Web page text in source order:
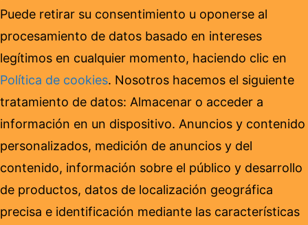
Puede retirar su consentimiento u oponerse al
procesamiento de datos basado en intereses
legítimos en cualquier momento, haciendo clic en
Política de cookies. Nosotros hacemos el siguiente
tratamiento de datos: Almacenar o acceder a
información en un dispositivo. Anuncios y contenido
personalizados, medición de anuncios y del
contenido, información sobre el público y desarrollo
de productos, datos de localización geográfica
precisa e identificación mediante las características